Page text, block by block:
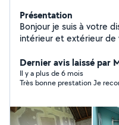
Présentation
Bonjour je suis à votre
intérieur et extérieur
proprement. N'hésitez
Cordialement. Jo
Dernier avis laissé par
Il y a plus de 6 mois
Très bonne prestation Je